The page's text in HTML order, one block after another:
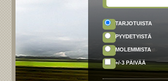
TARJOTUISTA
PYYDETYISTÄ
MOLEMMISTA
+/-3 PÄIVÄÄ